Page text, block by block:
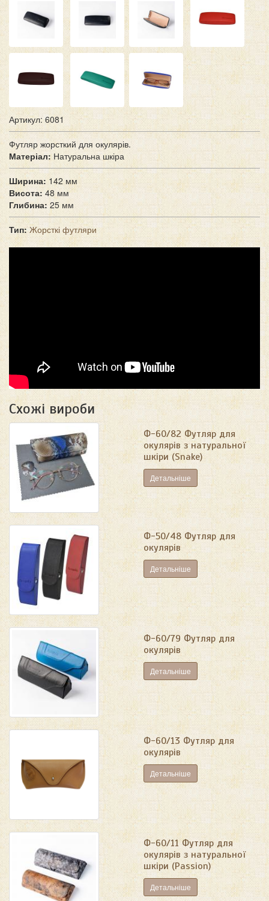
Артикул: 6081
Футляр жорсткий для окулярів.
Матеріал: Натуральна шкіра
Ширина: 142 мм
Висота: 48 мм
Глибина: 25 мм
Тип: Жорсткі футляри
Схожі вироби
Ф-60/82 Футляр для
окулярів з натуральної
шкіри (Snake)
Детальніше
Ф-50/48 Футляр для
окулярів
Детальніше
Ф-60/79 Футляр для
окулярів
Детальніше
Ф-60/13 Футляр для
окулярів
Детальніше
Ф-60/11 Футляр для
окулярів з натуральної
шкіри (Passion)
Детальніше